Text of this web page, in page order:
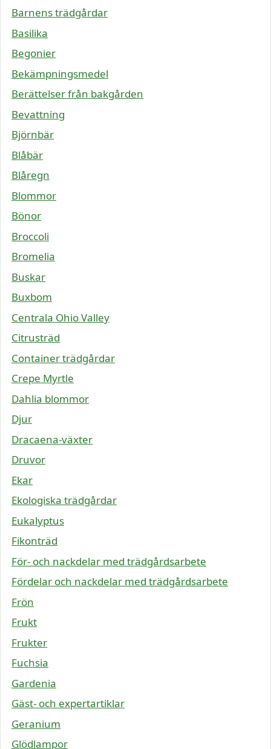
Barnens trädgårdar
Basilika
Begonier
Bekämpningsmedel
Berättelser från bakgården
Bevattning
Björnbär
Blåbär
Blåregn
Blommor
Bönor
Broccoli
Bromelia
Buskar
Buxbom
Centrala Ohio Valley
Citrusträd
Container trädgårdar
Crepe Myrtle
Dahlia blommor
Djur
Dracaena-växter
Druvor
Ekar
Ekologiska trädgårdar
Eukalyptus
Fikonträd
För- och nackdelar med trädgårdsarbete
Fördelar och nackdelar med trädgårdsarbete
Frön
Frukt
Frukter
Fuchsia
Gardenia
Gäst- och expertartiklar
Geranium
Glödlampor